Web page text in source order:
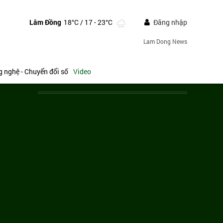
Lâm Đồng 18°C/ 17 - 23°C Đăng nhập
Lam Dong News
nghệ - Chuyển đổi số Video